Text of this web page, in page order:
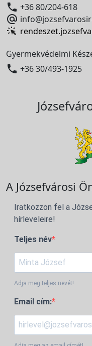
 +36 80/204-618

Gyermekvédelmi
 +36 30/493-1925
A Józsefvárosi
Iratkozzon fel a
hírleveleire!
Teljes név
Adja meg teljes nevét!
Email cím: